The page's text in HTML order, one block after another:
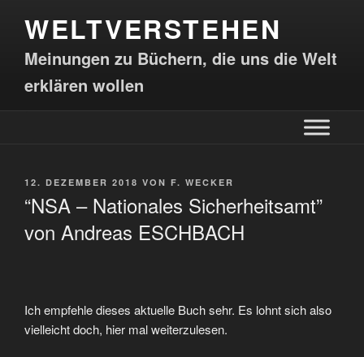
WELTVERSTEHEN
Meinungen zu Büchern, die uns die Welt
erklären wollen
12. DEZEMBER 2018 VON F. WECKER
“NSA – Nationales Sicherheitsamt”
von Andreas ESCHBACH
Ich empfehle dieses aktuelle Buch sehr. Es lohnt sich also
vielleicht doch, hier mal weiterzulesen.